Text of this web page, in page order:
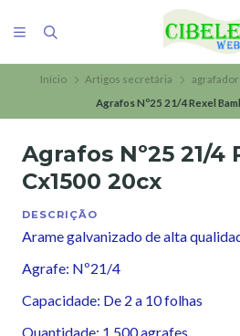
Início Artigos secretária
Agrafos Nº25 21/4 Rexel
Agrafos Nº25 21/4
Cx1500 20cx
DESCRIÇÃO
Arame galvanizado de alta
Agrafe: Nº21/4
Capacidade: De 2 a 10 folhas
Quantidade: 1.500 agrafes